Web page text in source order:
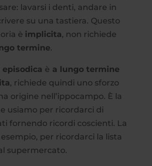
lavarsi i denti, andare in
su una tastiera. Questo
è implicita, non richiede
termine.
episodica è a lungo termine
, richiede quindi uno sforzo
origine nell’ippocampo. È la
usiamo per ricordarci di
fornendo ricordi coscienti. La
per ricordarci la lista
supermercato.